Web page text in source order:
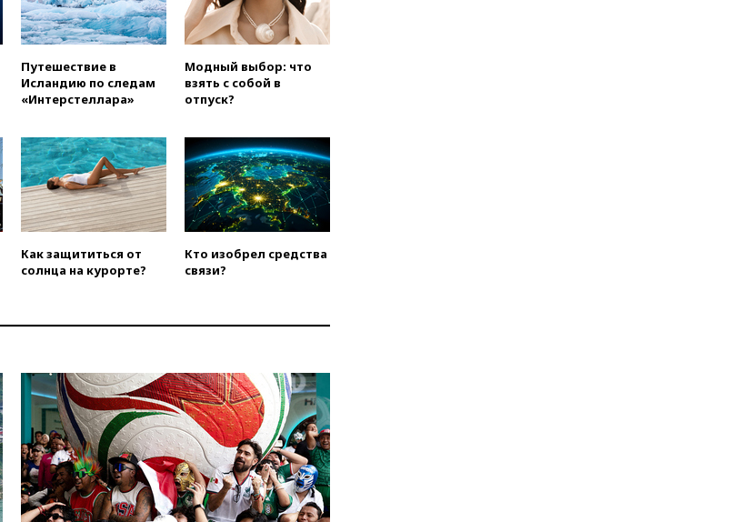
вчера, 20:15Сенат США
одобрил ужесточение
санкций против России и
вчера, 20:00 СК возбудил дело
против журналистки Катерины
России
вчера, 19:45ISU предоставил
нейтральный статус
фигуристкам Валиевой и
Трусовой
впервые совершил
официальный визит в Сербию
погибла во Французских
горение на складе в Брянске
ликвидировано
вчера, 18:55Минобороны
отчиталось об ударах по двум
украинским сухогрузам в
Черном море
вчера, 18:47 Школьники из РФ
Путешествие в
Исландию по следам
«Интерстеллара»
Модный выбор: что
взять с собой в
отпуск?
Как защититься от
солнца на курорте?
Кто изобрел средства
связи?